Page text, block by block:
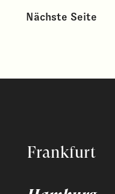
Nächste Seite
Frankfurt